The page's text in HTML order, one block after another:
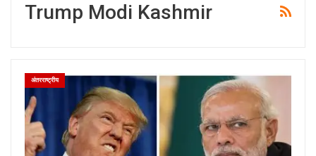
Trump Modi Kashmir
अंतरराष्ट्रीय